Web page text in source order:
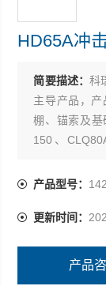
HD65A冲
简要描述：科
主导产品，
棚、锚索及基
150、
品。宣化科瑞
产品型号：
更新时间：
产品